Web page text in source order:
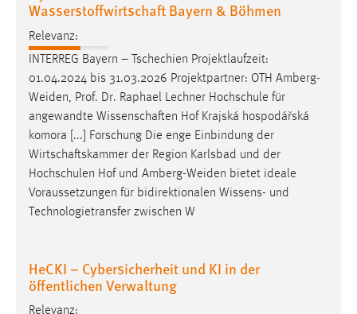
Wasserstoffwirtschaft Bayern & Böhmen
Relevanz:
INTERREG Bayern – Tschechien Projektlaufzeit:
01.04.2024 bis 31.03.2026 Projektpartner: OTH Amberg-
Weiden, Prof. Dr. Raphael Lechner Hochschule für
angewandte Wissenschaften Hof Krajská hospodářská
komora [...] Forschung Die enge Einbindung der
Wirtschaftskammer der Region Karlsbad und der
Hochschulen Hof und Amberg-Weiden bietet ideale
Voraussetzungen für bidirektionalen Wissens- und
Technologietransfer zwischen W
HeCKI – Cybersicherheit und KI in der
öffentlichen Verwaltung
Relevanz: